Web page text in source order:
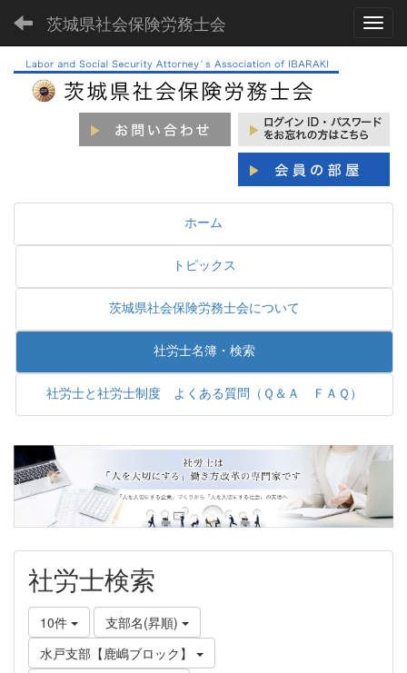
茨城県社会保険労務士会
ホーム
トピックス
茨城県社会保険労務士会について
社労士名簿・検索
社労士と社労士制度 よくある質問（Ｑ＆Ａ ＦＡＱ）
社労士検索
10件
支部名(昇順)
水戸支部【鹿嶋ブロック】